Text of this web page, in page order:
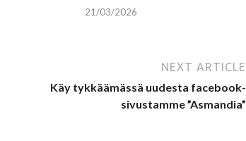
21/03/2026
NEXT ARTICLE
Käy tykkäämässä uudesta facebook-
sivustamme ”Asmandia”